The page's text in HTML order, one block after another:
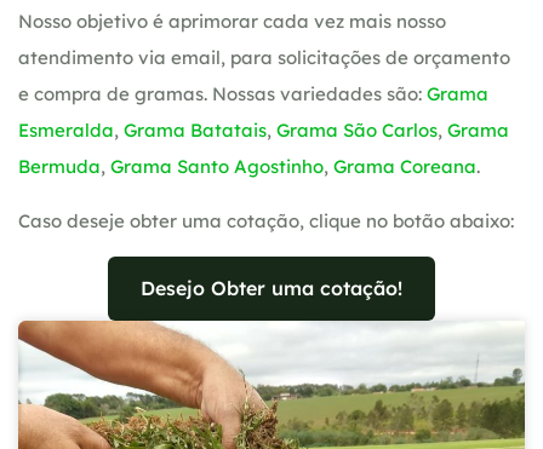
Nosso objetivo é aprimorar cada vez mais nosso
atendimento via email, para solicitações de orçamento
e compra de gramas. Nossas variedades são: Grama
Esmeralda, Grama Batatais, Grama São Carlos, Grama
Bermuda, Grama Santo Agostinho, Grama Coreana.
Caso deseje obter uma cotação, clique no botão abaixo:
Desejo Obter uma cotação!